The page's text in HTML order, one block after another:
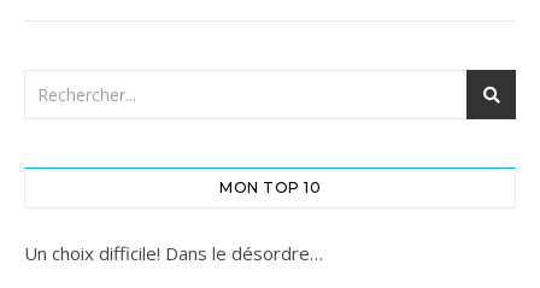
MON TOP 10
Un choix difficile! Dans le désordre…